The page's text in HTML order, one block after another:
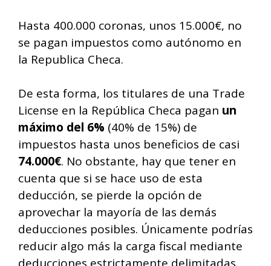
Hasta 400.000 coronas, unos 15.000€, no
se pagan impuestos como autónomo en
la Republica Checa.
De esta forma, los titulares de una Trade
License en la República Checa pagan un
máximo del 6% (40% de 15%) de
impuestos hasta unos beneficios de casi
74.000€. No obstante, hay que tener en
cuenta que si se hace uso de esta
deducción, se pierde la opción de
aprovechar la mayoría de las demás
deducciones posibles. Únicamente podrías
reducir algo más la carga fiscal mediante